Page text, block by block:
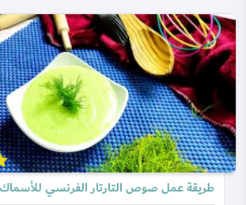
طريقة عمل صوص التارتار الفرنسي للأسماك